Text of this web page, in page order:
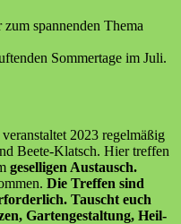
spannenden Thema
Sommertage im Juli.
veranstaltet 2023 regelmäßig
Beete-Klatsch. Hier treffen
geselligen Austausch.
Die Treffen sind
Tauscht euch
Gartengestaltung, Heil-